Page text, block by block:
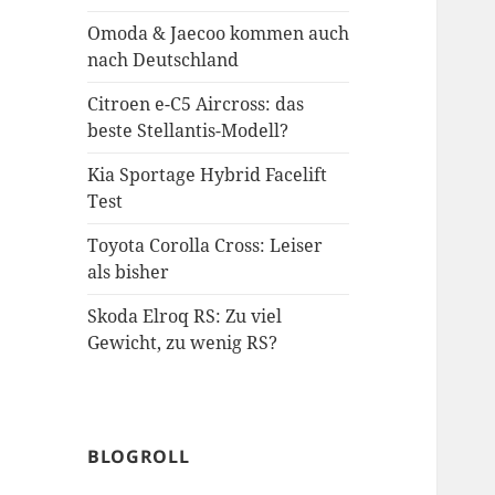
Omoda & Jaecoo kommen auch
nach Deutschland
Citroen e-C5 Aircross: das
beste Stellantis-Modell?
Kia Sportage Hybrid Facelift
Test
Toyota Corolla Cross: Leiser
als bisher
Skoda Elroq RS: Zu viel
Gewicht, zu wenig RS?
BLOGROLL